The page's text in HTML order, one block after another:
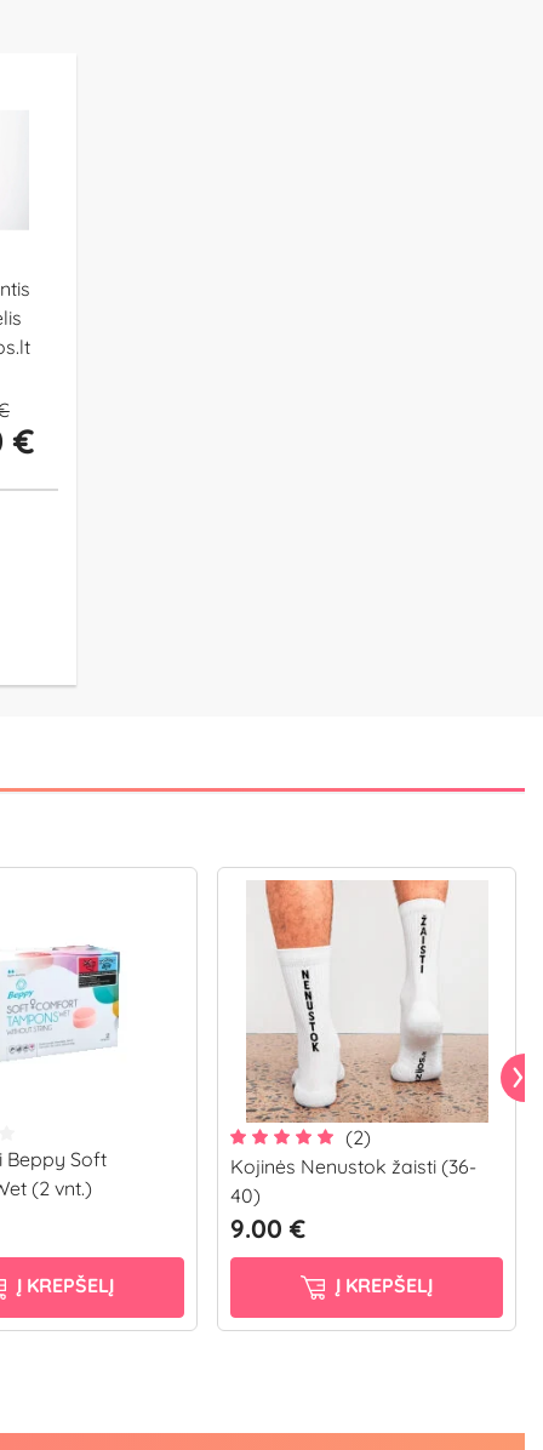
€
Beppy Soft
(2 vnt.)
Į KREPŠELĮ
(2)
Kojinės Nenustok žaisti (36-
40)
9.00 €
Į KREPŠELĮ